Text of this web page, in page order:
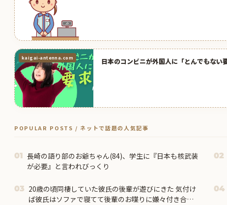
kaigai-antenna.com 日本のコンビニが外国人に「とんでもない
POPULAR POSTS / ネットで話題の人気記事
01 長崎の語り部のお爺ちゃん(84)、学生に『日本も核武装
が必要』と言われびっくり
02
03 20歳の頃同棲していた彼氏の後輩が遊びにきた 気付け
ば彼氏はソファで寝てて後輩のお喋りに嫌々付き合っ
04